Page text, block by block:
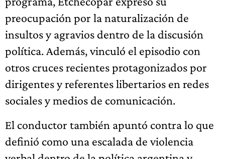
preocupación por la naturalización de
insultos y agravios dentro de la discusión
política. Además, vinculó el episodio con
otros cruces recientes protagonizados por
dirigentes y referentes libertarios en redes
sociales y medios de comunicación.
El conductor también apuntó contra lo que
definió como una escalada de violencia